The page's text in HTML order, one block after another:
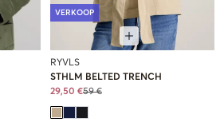
VERKOOP
RYVLS
STHLM BELTED TRENCH
29,50 €59 €